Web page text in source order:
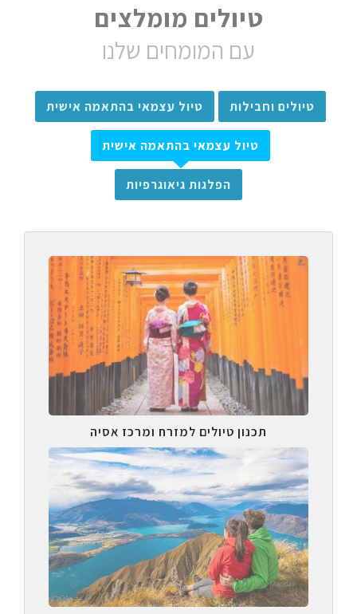
טיולים מומלצים
עם המומחים שלנו
טיולים וחבילות טיול עצמאי בהתאמה אישית
טיול עצמאי בהתאמה אישית
הפלגות גיאוגרפיות
תכנון טיולים למזרח ומרכז אסיה